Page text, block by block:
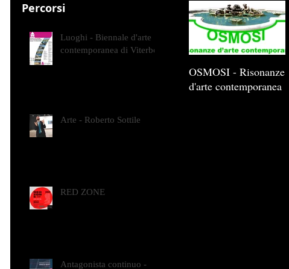
Percorsi
Luoghi - Biennale d'arte
contemporanea di Viterbo
Arte - Roberto Sottile
RED ZONE
Antagonista continuo -
OSMOSI - Risonanze
d'arte contemporanea